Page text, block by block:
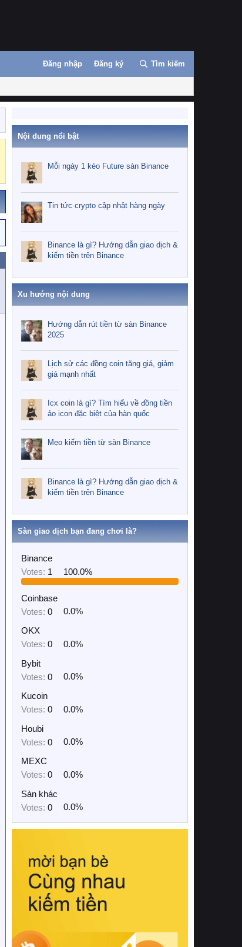
Đăng nhập Đăng ký Tìm kiếm
Nội dung nổi bật
Mỗi ngày 1 kèo Future sàn Binance
Tin tức crypto cập nhật hàng ngày
Binance là gì? Hướng dẫn giao dịch &
kiếm tiền trên Binance
Xu hướng nội dung
Hướng dẫn rút tiền từ sàn Binance
2025
Lịch sử các đồng coin tăng giá, giảm
giá mạnh nhất
Icx coin là gì? Tìm hiểu về đồng tiền
ảo icon đặc biệt của hàn quốc
Mẹo kiếm tiền từ sàn Binance
Binance là gì? Hướng dẫn giao dịch &
kiếm tiền trên Binance
Sàn giao dịch bạn đang chơi là?
Binance
Votes: 1 100.0%
Coinbase
Votes: 0
0.0%
OKX
Votes: 0
0.0%
Bybit
Votes: 0
0.0%
Kucoin
Votes: 0
0.0%
Houbi
Votes: 0
0.0%
MEXC
Votes: 0
0.0%
Sàn khác
Votes: 0 0.0%